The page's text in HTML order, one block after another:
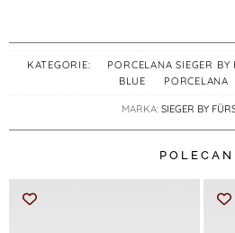
KATEGORIE: PORCELANA SIEGER BY
BLUE
PORCELANA
MARKA: SIEGER BY